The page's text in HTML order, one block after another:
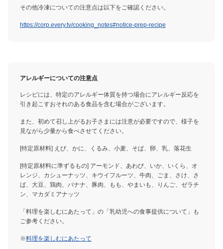
その他冷凍についての注意点は以下をご確認ください。
https://corp.every.tv/cooking_notes#notice-prep-recipe
アレルギーについての注意点
レシピには、特定のアレルギー体質を持つ場合にアレルギー反応を
引き起こすおそれのある食品を含む場合がございます。
また、初めて召し上がるお子さまには注意が必要ですので、様子を
見ながら少量から食べさせてください。
[特定原材料] えび、かに、くるみ、小麦、そば、卵、乳、落花生
[特定原材料に準ずるもの] アーモンド、あわび、いか、いくら、オ
レンジ、カシューナッツ、キウイフルーツ、牛肉、ごま、さけ、さ
ば、大豆、鶏肉、バナナ、豚肉、もも、やまいも、りんご、ゼラチ
ン、マカダミアナッツ
「料理を楽しむにあたって」の「乳幼児への食事提供について」も
ご参考ください。
※料理を楽しむにあたって